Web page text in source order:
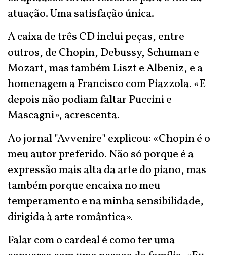
atuação. Uma satisfação única.
A caixa de três CD inclui peças, entre
outros, de Chopin, Debussy, Schuman e
Mozart, mas também Liszt e Albeniz, e a
homenagem a Francisco com Piazzola. «E
depois não podiam faltar Puccini e
Mascagni», acrescenta.
Ao jornal "Avvenire" explicou: «Chopin é o
meu autor preferido. Não só porque é a
expressão mais alta da arte do piano, mas
também porque encaixa no meu
temperamento e na minha sensibilidade,
dirigida à arte romântica».
Falar com o cardeal é como ter uma